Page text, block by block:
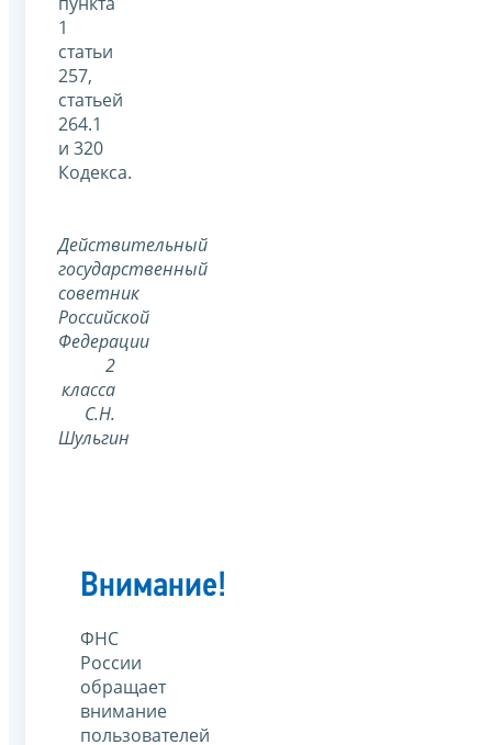
1
статьи
257,
статьей
264.1
и 320
Кодекса.
Действительный
государственный
советник
Российской
Федерации
2
класса
С.Н.
Шульгин
Внимание!
ФНС
России
обращает
внимание
пользователей